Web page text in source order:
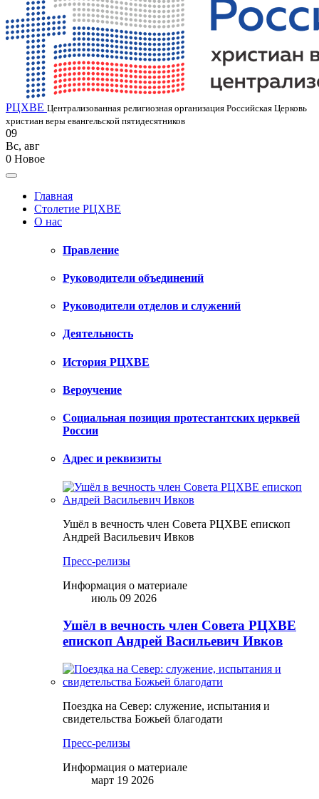
РЦХВЕ Централизованная религиозная организация Российская Церковь
христиан веры евангельской пятидесятников
09
Вс, авг
0 Новое
Главная
Столетие РЦХВЕ
О нас
Правление
Руководители объединений
Руководители отделов и служений
Деятельность
История РЦХВЕ
Вероучение
Социальная позиция протестантских церквей
России
Адрес и реквизиты
Ушёл в вечность член Совета РЦХВЕ епископ
Андрей Васильевич Ивков
Пресс-релизы
Информация о материале
июль 09 2026
Ушёл в вечность член Совета РЦХВЕ
епископ Андрей Васильевич Ивков
Поездка на Север: служение, испытания и
свидетельства Божьей благодати
Пресс-релизы
Информация о материале
март 19 2026